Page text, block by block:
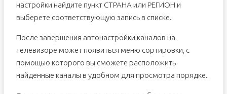
настройки найдите пункт СТРАНА или РЕГИОН и
выберете соответствующую запись в списке.
После завершения автонастройки каналов на
телевизоре может появиться меню сортировки, с
помощью которого вы сможете расположить
найденные каналы в удобном для просмотра порядке.